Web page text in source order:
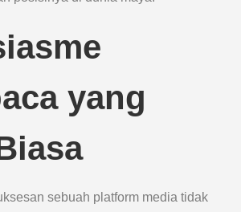
yang
sebuah platform media tidak